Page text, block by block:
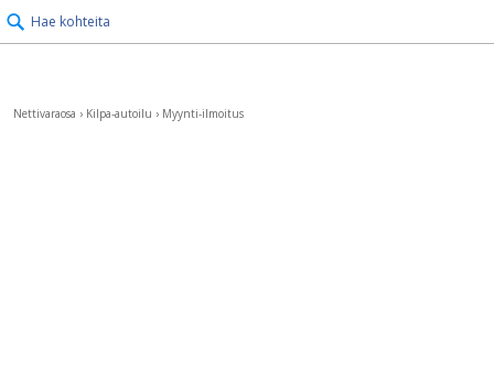
Hae kohteita
Nettivaraosa › Kilpa-autoilu › Myynti-ilmoitus